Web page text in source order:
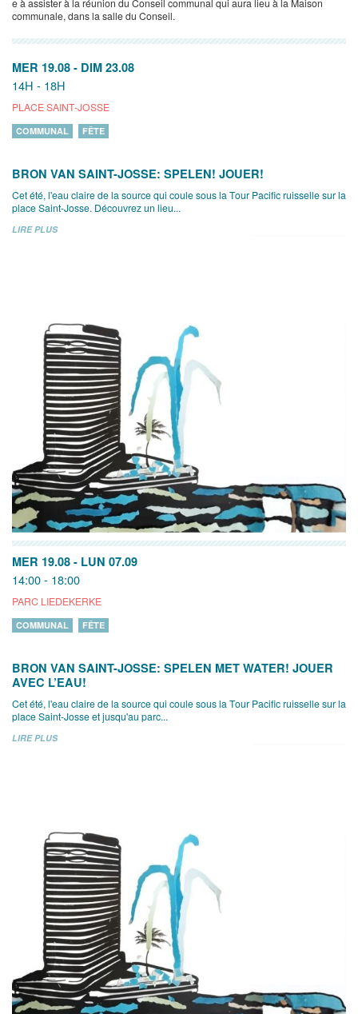
communale, dans la salle du Conseil.
MER 19.08 - DIM 23.08
14H - 18H
PLACE SAINT-JOSSE
COMMUNAL FÊTE
BRON VAN SAINT-JOSSE: SPELEN! JOUER!
Cet été, l'eau claire de la source qui coule sous la Tour Pacific ruisselle sur la
place Saint-Josse. Découvrez un lieu...
LIRE PLUS
MER 19.08 - LUN 07.09
14:00 - 18:00
PARC LIEDEKERKE
COMMUNAL FÊTE
BRON VAN SAINT-JOSSE: SPELEN MET WATER! JOUER
AVEC L’EAU!
Cet été, l'eau claire de la source qui coule sous la Tour Pacific ruisselle sur la
place Saint-Josse et jusqu'au parc...
LIRE PLUS